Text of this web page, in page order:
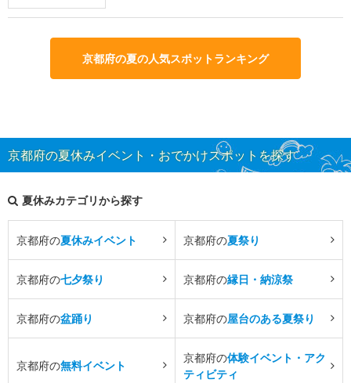
京都府の夏の人気スポットランキング
京都府の夏休みイベント・おでかけスポットを探す
夏休みカテゴリから探す
京都府の夏休みイベント 京都府の夏祭り
京都府の七夕祭り 京都府の縁日・納涼祭
京都府の盆踊り 京都府の屋台のある夏祭り
京都府の無料イベント
京都府の体験イベント・アク
ティビティ